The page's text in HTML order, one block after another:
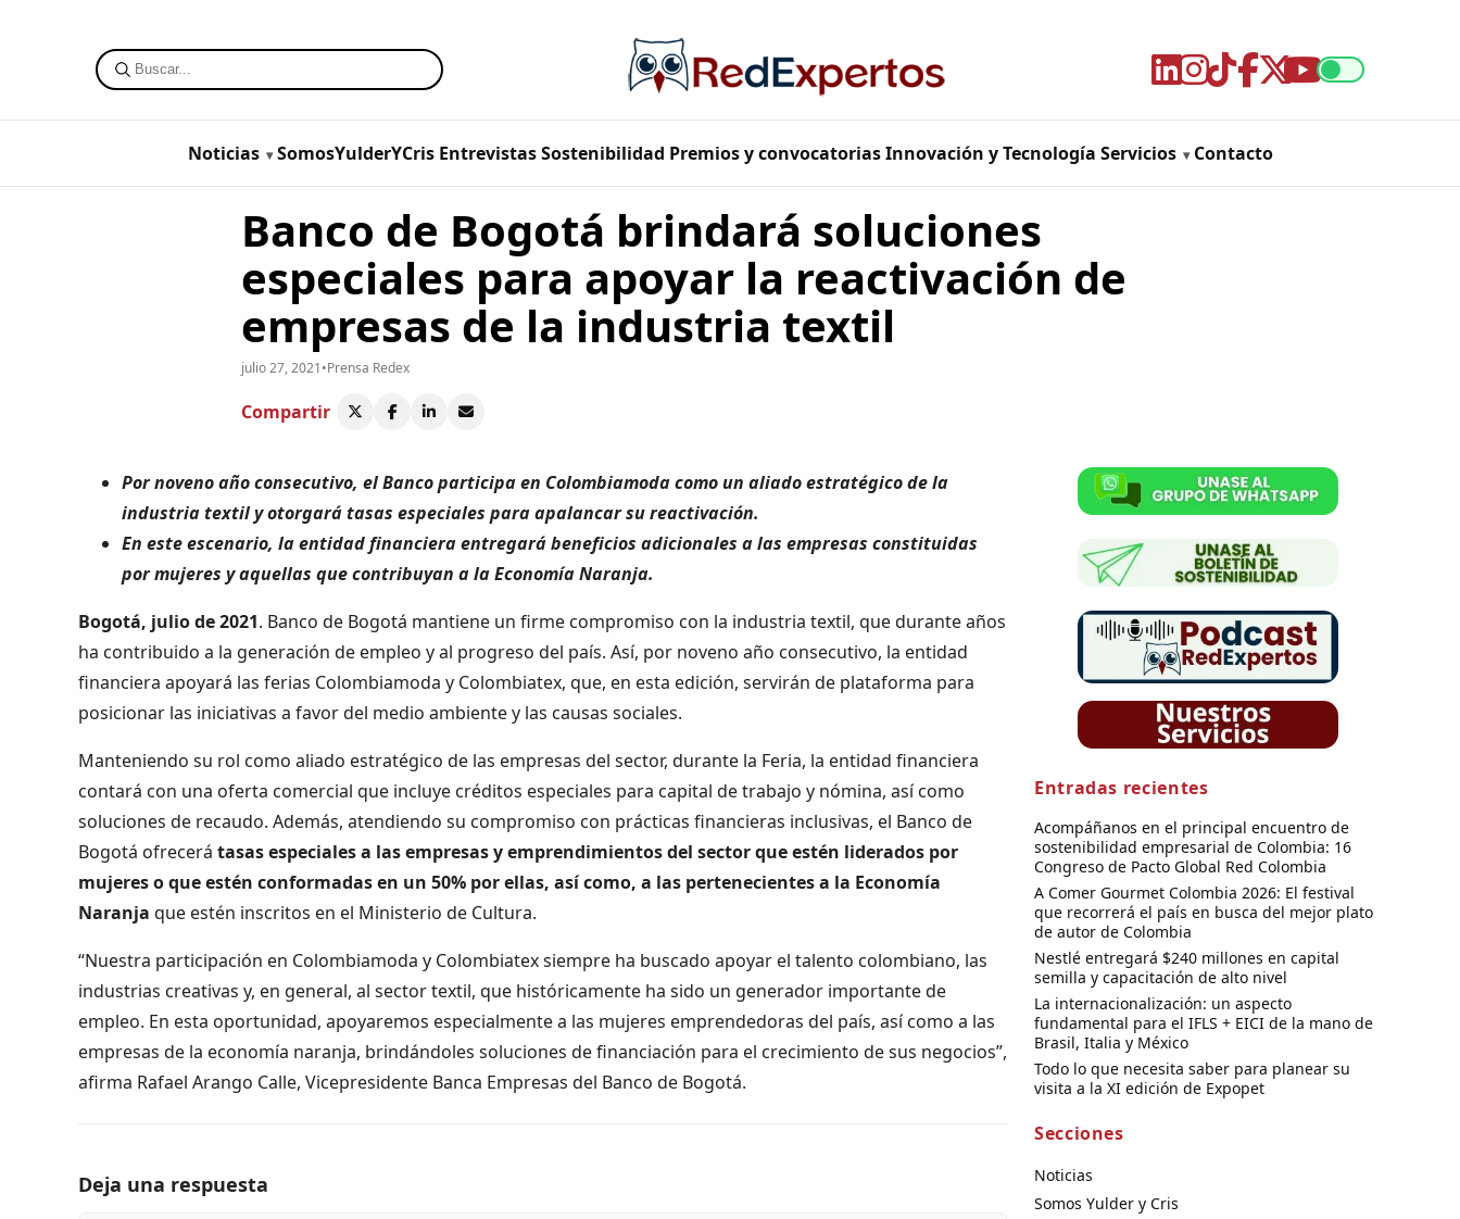
Noticias SomosYulderYCris Entrevistas Sostenibilidad Premios y convocatorias Innovación y Tecnología Servicios Contacto
Banco de Bogotá brindará soluciones
especiales para apoyar la reactivación de
empresas de la industria textil
julio 27, 2021•Prensa Redex
Compartir
Por noveno año consecutivo, el Banco participa en Colombiamoda como un aliado estratégico de la
industria textil y otorgará tasas especiales para apalancar su reactivación.
En este escenario, la entidad financiera entregará beneficios adicionales a las empresas constituidas
por mujeres y aquellas que contribuyan a la Economía Naranja.
Bogotá, julio de 2021. Banco de Bogotá mantiene un firme compromiso con la industria textil, que durante años
ha contribuido a la generación de empleo y al progreso del país. Así, por noveno año consecutivo, la entidad
financiera apoyará las ferias Colombiamoda y Colombiatex, que, en esta edición, servirán de plataforma para
posicionar las iniciativas a favor del medio ambiente y las causas sociales.
Manteniendo su rol como aliado estratégico de las empresas del sector, durante la Feria, la entidad financiera
contará con una oferta comercial que incluye créditos especiales para capital de trabajo y nómina, así como
soluciones de recaudo. Además, atendiendo su compromiso con prácticas financieras inclusivas, el Banco de
Bogotá ofrecerá tasas especiales a las empresas y emprendimientos del sector que estén liderados por
mujeres o que estén conformadas en un 50% porellas, así como, a las pertenecientesa la Economía
Naranja que estén inscritos en el Ministerio de Cultura.
“Nuestra participación en Colombiamoda y Colombiatex siempre ha buscado apoyar el talento colombiano, las
industrias creativas y, en general, al sector textil, que históricamente ha sido un generador importante de
empleo. En esta oportunidad, apoyaremos especialmente a las mujeres emprendedoras del país, así como a las
empresas de la economía naranja, brindándoles soluciones de financiación para el crecimiento de sus negocios”,
afirma Rafael Arango Calle, Vicepresidente Banca Empresas del Banco de Bogotá.
Deja una respuesta
Entradas recientes
Acompáñanos en el principal encuentro de
sostenibilidad empresarial de Colombia: 16
Congreso de Pacto Global Red Colombia
A Comer Gourmet Colombia 2026: El festival
que recorrerá el país en busca del mejor plato
de autor de Colombia
Nestlé entregará $240 millones en capital
semilla y capacitación de alto nivel
La internacionalización: un aspecto
fundamental para el IFLS + EICI de la mano de
Brasil, Italia y México
Todo lo que necesita saber para planear su
visita a la XI edición de Expopet
Secciones
Noticias
Somos Yulder y Cris